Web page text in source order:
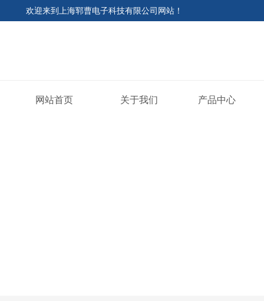
欢迎来到 上海郓曹电子科技有限公司网站 ！
网站首页 关于我们 产品中心